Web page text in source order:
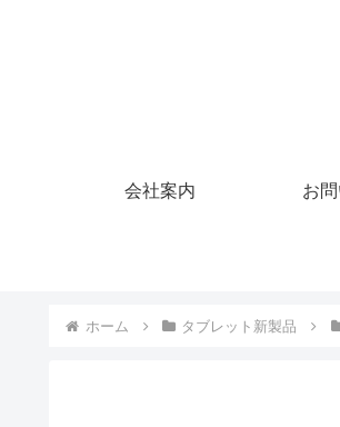
会社案内 お
ホーム タブレット新製品